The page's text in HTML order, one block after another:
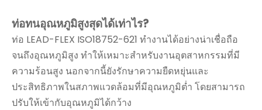
ท่อทนอุณหภูมิสูงสุดได้เท่าไร?
ท่อ LEAD-FLEX ISO18752-621 ทำงานได้อย่างน่าเชื่อถือ
จนถึงอุณหภูมิสูง ทำให้เหมาะสำหรับงานอุตสาหกรรมที่มี
ความร้อนสูง นอกจากนี้ยังรักษาความยืดหยุ่นและ
ประสิทธิภาพในสภาพแวดล้อมที่มีอุณหภูมิต่ำ โดยสามารถ
ปรับให้เข้ากับอุณหภูมิได้กว้าง